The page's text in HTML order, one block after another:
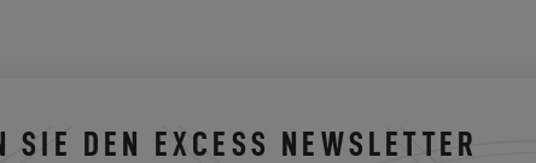
SIE DEN EXCESS NEWSLETTER